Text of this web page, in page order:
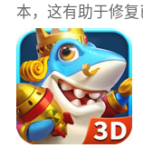
本，这有助于修复